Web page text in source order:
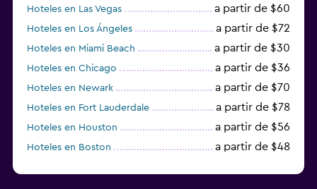
Hoteles en Las Vegas a partir de $60
Hoteles en Los Ángeles a partir de $72
Hoteles en Miami Beach a partir de $30
Hoteles en Chicago a partir de $36
Hoteles en Newark a partir de $70
Hoteles en Fort Lauderdale a partir de $78
Hoteles en Houston a partir de $56
Hoteles en Boston a partir de $48